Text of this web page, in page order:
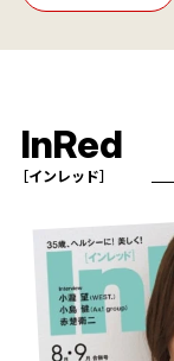
InRed
［インレッド］